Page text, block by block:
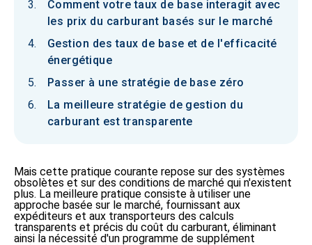
Comment votre taux de base interagit avec
les prix du carburant basés sur le marché
Gestion des taux de base et de l'efficacité
énergétique
Passer à une stratégie de base zéro
La meilleure stratégie de gestion du
carburant est transparente
Mais cette pratique courante repose sur des systèmes
obsolètes et sur des conditions de marché qui n'existent
plus. La meilleure pratique consiste à utiliser une
approche basée sur le marché, fournissant aux
expéditeurs et aux transporteurs des calculs
transparents et précis du coût du carburant, éliminant
ainsi la nécessité d'un programme de supplément